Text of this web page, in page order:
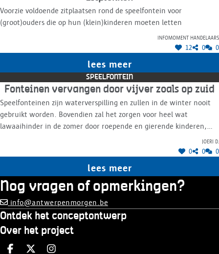
Voorzie voldoende zitplaatsen rond de speelfontein voor
(groot)ouders die op hun (klein)kinderen moeten letten
Infomoment handelaars
12 0 0
lees meer
SPEELFONTEIN
Fonteinen vervangen door vijver zoals op zuid
Speelfonteinen zijn waterverspilling en zullen in de winter nooit
gebruikt worden. Bovendien zal het zorgen voor heel wat
lawaaihinder in de zomer door roepende en gierende kinderen,
waarom kan er niet zoals op het zuid gewerkt worden met een
vijver en daarin een klein fonteintje en daarrond zitbankjes in de
de winter gebruikt worden behalve de fontein dan. Minder
waterverspilling en minder lawaai van kinderen.
Joeri D.
0 0 0
lees meer
Nog vragen of opmerkingen?
info@antwerpenmorgen.be
Ontdek het conceptontwerp
Over het project